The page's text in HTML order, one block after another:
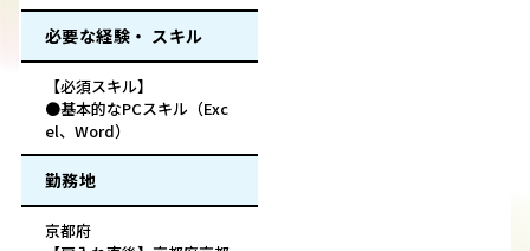
必要な経験・ スキル
【必須スキル】
●基本的なPCスキル（Exc
el、Word）
勤務地
京都府